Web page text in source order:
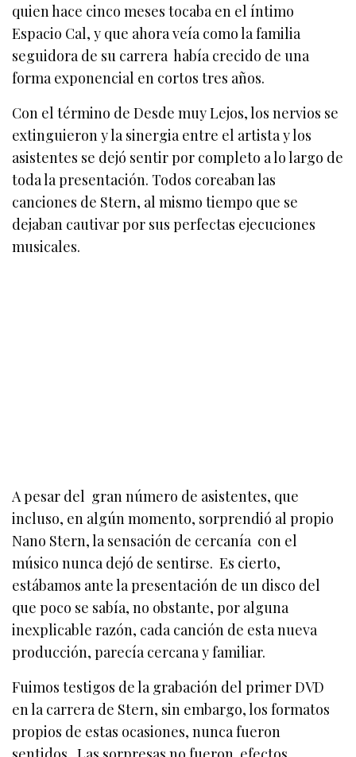
quien hace cinco meses tocaba en el íntimo
Espacio Cal, y que ahora veía como la familia
seguidora de su carrera había crecido de una
forma exponencial en cortos tres años.
Con el término de Desde muy Lejos, los nervios se
extinguieron y la sinergia entre el artista y los
asistentes se dejó sentir por completo a lo largo de
toda la presentación. Todos coreaban las
canciones de Stern, al mismo tiempo que se
dejaban cautivar por sus perfectas ejecuciones
musicales.
A pesar del gran número de asistentes, que
incluso, en algún momento, sorprendió al propio
Nano Stern, la sensación de cercanía con el
músico nunca dejó de sentirse. Es cierto,
estábamos ante la presentación de un disco del
que poco se sabía, no obstante, por alguna
inexplicable razón, cada canción de esta nueva
producción, parecía cercana y familiar.
Fuimos testigos de la grabación del primer DVD
en la carrera de Stern, sin embargo, los formatos
propios de estas ocasiones, nunca fueron